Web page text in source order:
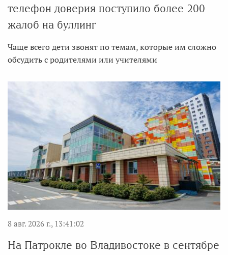
телефон доверия поступило более 200
жалоб на буллинг
Чаще всего дети звонят по темам, которые им сложно
обсудить с родителями или учителями
8 авг. 2026 г., 13:41:02
На Патрокле во Владивостоке в сентябре